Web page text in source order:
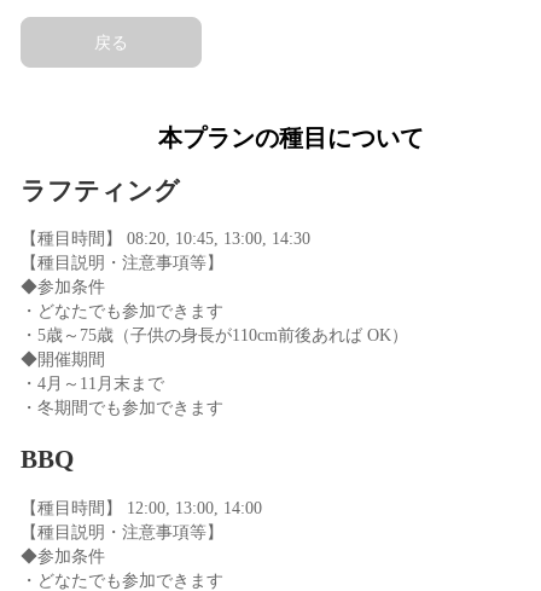
戻る
本プランの種目について
ラフティング
【種目時間】 08:20, 10:45, 13:00, 14:30
【種目説明・注意事項等】
◆参加条件
・どなたでも参加できます
・5歳～75歳（子供の身長が110cm前後あれば OK）
◆開催期間
・4月～11月末まで
・冬期間でも参加できます
BBQ
【種目時間】 12:00, 13:00, 14:00
【種目説明・注意事項等】
◆参加条件
・どなたでも参加できます